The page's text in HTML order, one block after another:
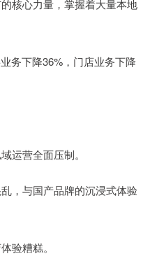
核心力量，掌握着大量本地
务下降36%，门店业务下降
运营全面压制。
，与国产品牌的沉浸式体验
验糟糕。